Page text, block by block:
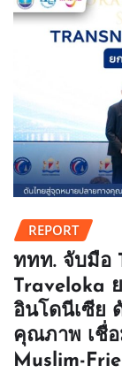
REPORT
ททท. จับมือ
Traveloka
อินโดนีเซีย
คุณภาพ เชื่อ
Muslim-